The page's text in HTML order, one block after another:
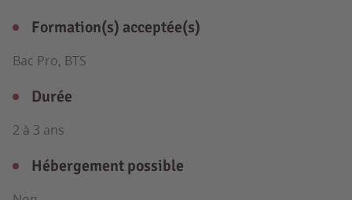
Formation(s) acceptée(s)
Bac Pro, BTS
Durée
2 à 3 ans
Hébergement possible